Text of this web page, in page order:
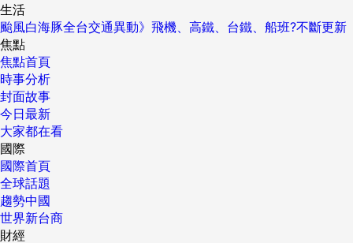
生活
颱風白海豚全台交通異動》飛機、高鐵、台鐵、船班?不斷更新
焦點
焦點首頁
時事分析
封面故事
今日最新
大家都在看
國際
國際首頁
全球話題
趨勢中國
世界新台商
財經